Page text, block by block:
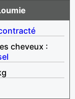
cheveux :